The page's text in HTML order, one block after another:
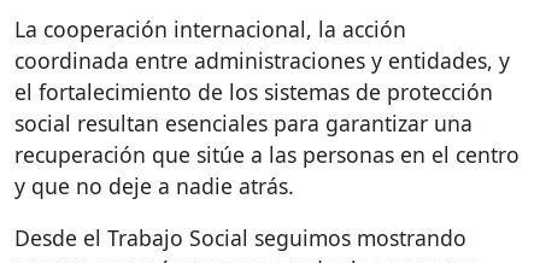
La cooperación internacional, la acción
coordinada entre administraciones y entidades, y
el fortalecimiento de los sistemas de protección
social resultan esenciales para garantizar una
recuperación que sitúe a las personas en el centro
y que no deje a nadie atrás.
Desde el Trabajo Social seguimos mostrando